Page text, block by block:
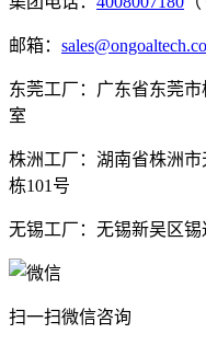
邮箱：
东莞工厂：广东省东莞市
室
株洲工厂：湖南省株洲
栋101号
无锡工厂：无锡新吴区锡
扫一扫微信咨询